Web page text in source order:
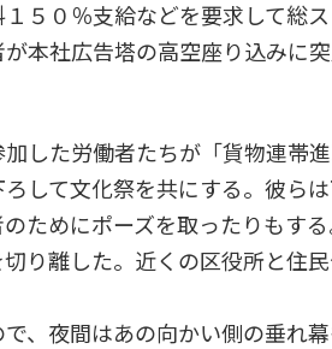
５０％支給などを要求して総
本社広告塔の高空座り込みに
した労働者たちが「貨物連帯
して文化祭を共にする。彼ら
ためにポーズを取ったりもす
り離した。近くの区役所と住
で、夜間はあの向かい側の垂れ